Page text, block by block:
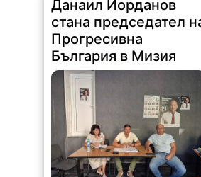
443 | 2026-08-06 15:04:03
Учредиха структура на
Прогресивна България в Мизия.
За председател е избран Данаил
Георгиев Йорданов. Той е роден
на 22 април 1966 г. в с. Липница.
Женен, с две деца. Целият му...